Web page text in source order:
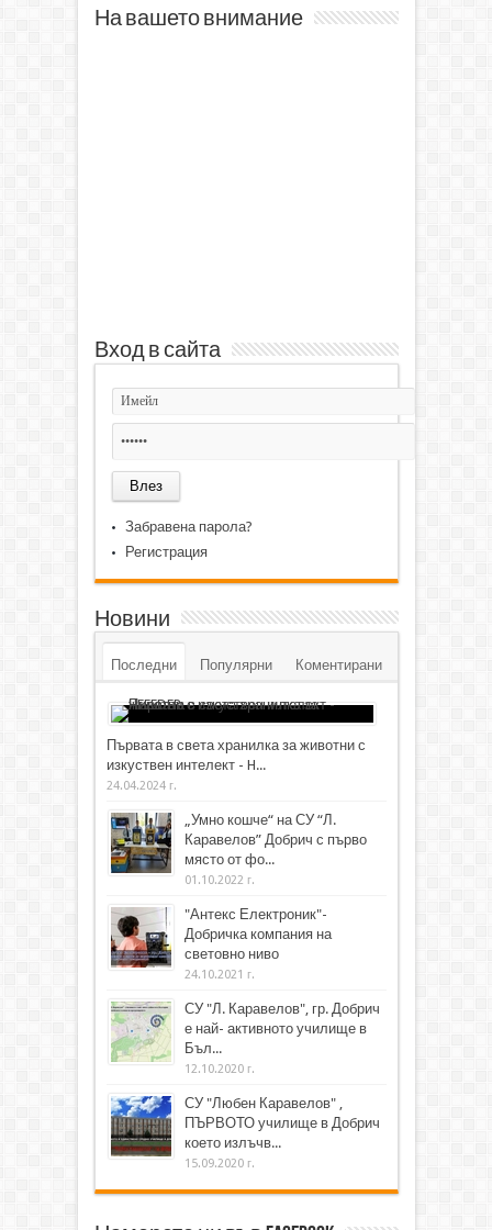
На вашето внимание
Вход в сайта
Забравена парола?
Регистрация
Новини
Последни Популярни Коментирани
Първата в света хранилка за животни с
изкуствен интелект - H...
24.04.2024 г.
„Умно кошче“ на СУ “Л.
Каравелов” Добрич с първо
място от фо...
01.10.2022 г.
"Антекс Електроник"-
Добричка компания на
световно ниво
24.10.2021 г.
СУ "Л. Каравелов", гр. Добрич
е най- активното училище в
Бъл...
12.10.2020 г.
СУ "Любен Каравелов" ,
ПЪРВОТО училище в Добрич
което излъчв...
15.09.2020 г.